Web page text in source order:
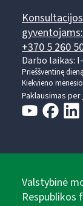
gyventojams:
+370 5 260
Darbo laikas:
Prieššventinę
Kiekvieno
Paklausimas per
Valstybinė
Respublikos